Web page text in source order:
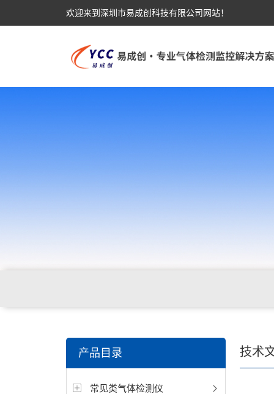
欢迎来到深圳市易成创科技有限公司网站！
产品目录
常见类气体检测仪
技术